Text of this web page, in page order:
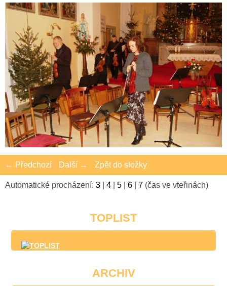
← Předchozí Další → Zpět do složky
Automatické procházení: 3 4 5 6 7 (čas ve vteřinách)
TOPLIST
ARCHIV